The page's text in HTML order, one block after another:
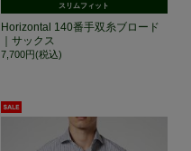
スリムフィット
Horizontal 140番手双糸ブロード
｜サックス
7,700円(税込)